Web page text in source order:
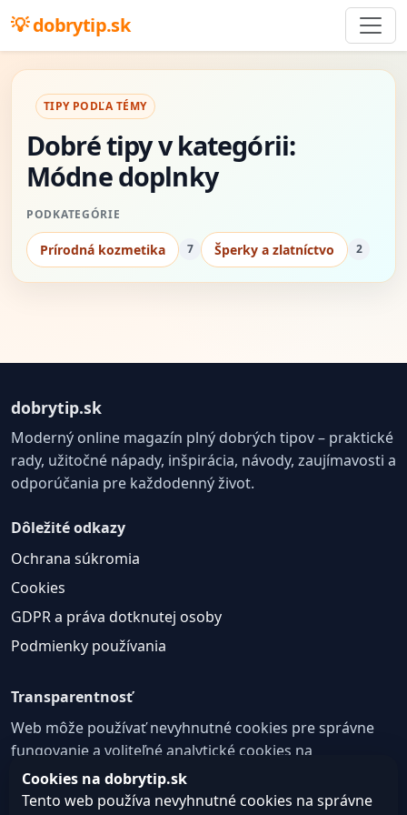
dobrytip.sk
TIPY PODĽA TÉMY
Dobré tipy v kategórii:
Módne doplnky
PODKATEGÓRIE
Prírodná kozmetika 7 Šperky a zlatníctvo 2
dobrytip.sk
Moderný online magazín plný dobrých tipov – praktické
rady, užitočné nápady, inšpirácia, návody, zaujímavosti a
odporúčania pre každodenný život.
Dôležité odkazy
Ochrana súkromia
Cookies
GDPR a práva dotknutej osoby
Podmienky používania
Transparentnosť
Web môže používať nevyhnutné cookies pre správne
fungovanie a voliteľné analytické cookies na
zlepšovanie obsahu a používateľskej skúsenosti.
Nastavenie cookies
Cookies na dobrytip.sk
Tento web používa nevyhnutné cookies na správne